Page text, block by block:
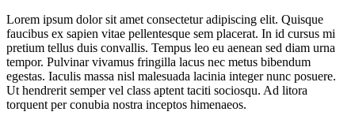
Lorem ipsum dolor sit amet consectetur adipiscing elit. Quisque
faucibus ex sapien vitae pellentesque sem placerat. In id cursus mi
pretium tellus duis convallis. Tempus leo eu aenean sed diam urna
tempor. Pulvinar vivamus fringilla lacus nec metus bibendum
egestas. Iaculis massa nisl malesuada lacinia integer nunc posuere.
Ut hendrerit semper vel class aptent taciti sociosqu. Ad litora
torquent per conubia nostra inceptos himenaeos.